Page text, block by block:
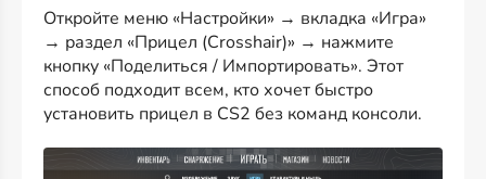
Откройте меню «Настройки» → вкладка «Игра»
→ раздел «Прицел (Crosshair)» → нажмите
кнопку «Поделиться / Импортировать». Этот
способ подходит всем, кто хочет быстро
установить прицел в CS2 без команд консоли.